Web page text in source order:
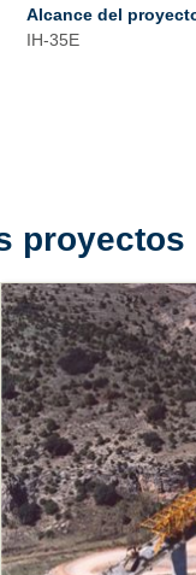
Alcance del
IH-35E
proyectos